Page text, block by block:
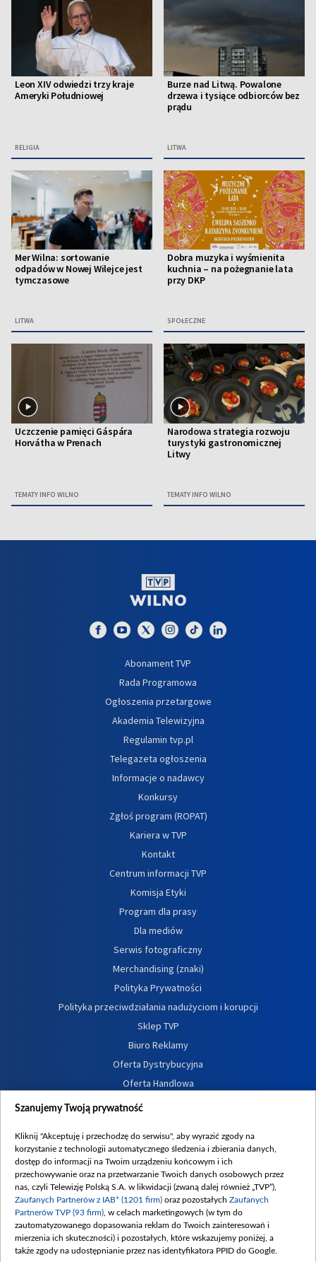
Leon XIV odwiedzi trzy kraje
Ameryki Południowej
RELIGIA
Burze nad Litwą. Powalone
drzewa i tysiące odbiorców bez
prądu
LITWA
Mer Wilna: sortowanie
odpadów w Nowej Wilejce jest
tymczasowe
LITWA
Dobra muzyka i wyśmienita
kuchnia – na pożegnanie lata
przy DKP
SPOŁECZNE
Uczczenie pamięci Gáspára
Horvátha w Prenach
TEMATY INFO WILNO
Narodowa strategia rozwoju
turystyki gastronomicznej
Litwy
TEMATY INFO WILNO
Abonament TVP
Rada Programowa
Ogłoszenia przetargowe
Akademia Telewizyjna
Regulamin tvp.pl
Telegazeta ogłoszenia
Informacje o nadawcy
Konkursy
Zgłoś program (ROPAT)
Kariera w TVP
Kontakt
Centrum informacji TVP
Komisja Etyki
Program dla prasy
Dla mediów
Serwis fotograficzny
Merchandising (znaki)
Polityka Prywatności
Polityka przeciwdziałania nadużyciom i korupcji
Sklep TVP
Biuro Reklamy
Oferta Dystrybucyjna
Oferta Handlowa
Dostępność
Procedura zgłoszeń wewnętrznych
Szanujemy Twoją prywatność
Kliknij "Akceptuję i przechodzę do serwisu", aby wyrazić zgody na
korzystanie z technologii automatycznego śledzenia i zbierania danych,
dostęp do informacji na Twoim urządzeniu końcowym i ich
przechowywanie oraz na przetwarzanie Twoich danych osobowych przez
nas, czyli Telewizję Polską S.A. w likwidacji (zwaną dalej również „TVP”),
Zaufanych Partnerów z IAB* (1201 firm) oraz pozostałych Zaufanych
Partnerów TVP (93 firm) , w celach marketingowych (w tym do
zautomatyzowanego dopasowania reklam do Twoich zainteresowań i
mierzenia ich skuteczności) i pozostałych, które wskazujemy poniżej, a
także zgody na udostępnianie przez nas identyfikatora PPID do Google.